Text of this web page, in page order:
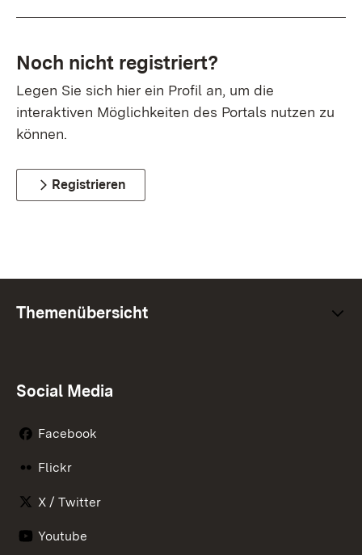
Noch nicht registriert?
Legen Sie sich hier ein Profil an, um die
interaktiven Möglichkeiten des Portals nutzen zu
können.
Registrieren
Themenübersicht
Social Media
Facebook
Flickr
X / Twitter
Youtube